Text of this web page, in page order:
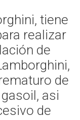
tiene
realizar
de
de
asi
de